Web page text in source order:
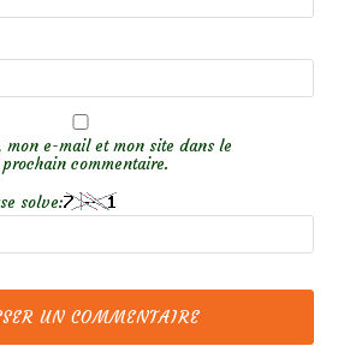
mon e-mail et mon site dans le
commentaire.
solve: